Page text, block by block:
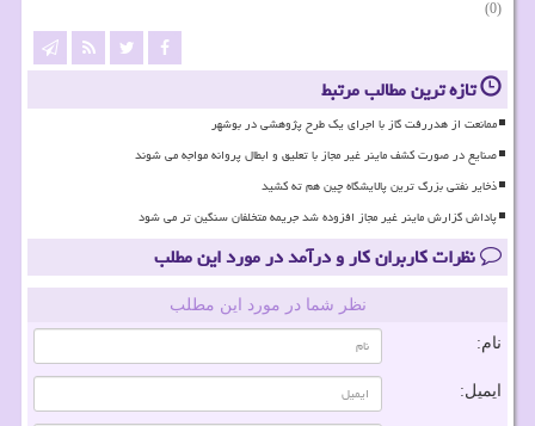
(0)
تازه ترین مطالب مرتبط
ممانعت از هدررفت گاز با اجرای یک طرح پژوهشی در بوشهر
صنایع در صورت کشف ماینر غیر مجاز با تعلیق و ابطال پروانه مواجه می شوند
ذخایر نفتی بزرگ ترین پالایشگاه چین هم ته کشید
پاداش گزارش ماینر غیر مجاز افزوده شد جریمه متخلفان سنگین تر می شود
نظرات کاربران کار و درآمد در مورد این مطلب
نظر شما در مورد این مطلب
نام:
ایمیل: